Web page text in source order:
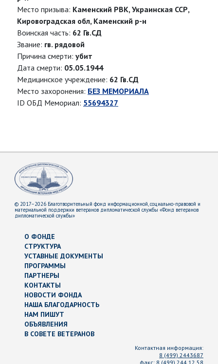
Место призыва: Каменский РВК, Украинская ССР,
Кировоградская обл, Каменский р-н
Воинская часть: 62 Гв.СД
Звание: гв. рядовой
Причина смерти: убит
Дата смерти: 05.05.1944
Медицинское учреждение: 62 Гв.СД
Место захоронения: БЕЗ МЕМОРИАЛА
ID ОБД Мемориал: 55694327
© 2017–2026 Благотворительный фонд информационной, социально-правовой и
материальной поддержки ветеранов дипломатической службы «Фонд ветеранов
дипломатической службы»
О ФОНДЕ
СТРУКТУРА
УСТАВНЫЕ ДОКУМЕНТЫ
ПРОГРАММЫ
ПАРТНЕРЫ
КОНТАКТЫ
НОВОСТИ ФОНДА
НАША БЛАГОДАРНОСТЬ
НАМ ПИШУТ
ОБЪЯВЛЕНИЯ
В СОВЕТЕ ВЕТЕРАНОВ
Контактная информация:
8 (499) 2443687
факс: 8 (499) 244 12 58